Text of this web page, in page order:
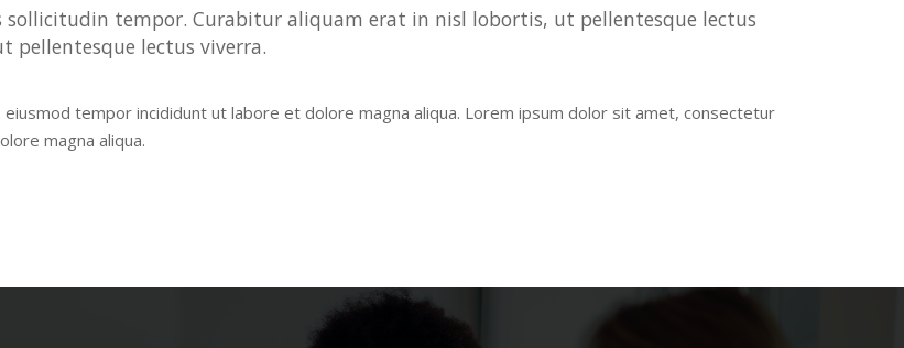
tempor. Curabitur aliquam erat in nisl lobortis, ut pellentesque lectus
pellentesque lectus viverra.
tempor incididunt ut labore et dolore magna aliqua. Lorem ipsum dolor sit amet, consectetur
magna aliqua.